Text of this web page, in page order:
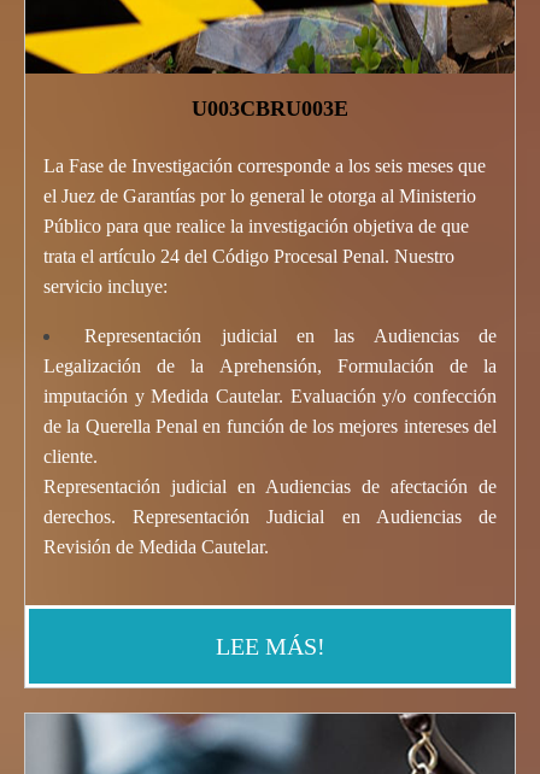
U003CBRU003E
La Fase de Investigación corresponde a los seis meses que
el Juez de Garantías por lo general le otorga al Ministerio
Público para que realice la investigación objetiva de que
trata el artículo 24 del Código Procesal Penal. Nuestro
servicio incluye:
Representación judicial en las Audiencias de
Legalización de la Aprehensión, Formulación de la
imputación y Medida Cautelar. Evaluación y/o confección
de la Querella Penal en función de los mejores intereses del
cliente.
Representación judicial en Audiencias de afectación de
derechos. Representación Judicial en Audiencias de
Revisión de Medida Cautelar.
LEE MÁS!